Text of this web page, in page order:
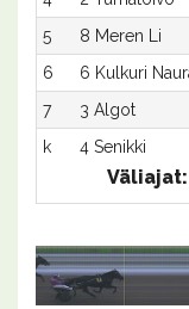
5
8 Meren Li
6
6 Kulkuri
7
3 Algot
k
4 Senikki
Väliajat: